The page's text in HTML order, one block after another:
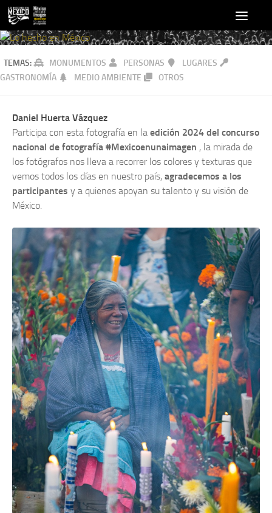
TEMAS: MONUMENTOS PERSONAS
LUGARES
GASTRONOMÍA
MEDIO AMBIENTE OTROS
Daniel Huerta Vázquez
Participa con esta fotografía en la edición 2024 del concurso
nacional de fotografía #Mexicoenunaimagen , la mirada de
los fotógrafos nos lleva a recorrer los colores y texturas que
vemos todos los días en nuestro país, agradecemos a los
participantes y a quienes apoyan su talento y su visión de
México.